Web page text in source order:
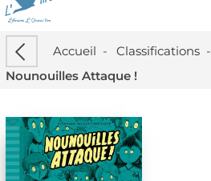
Accueil - Classifications-
Nounouilles Attaque !